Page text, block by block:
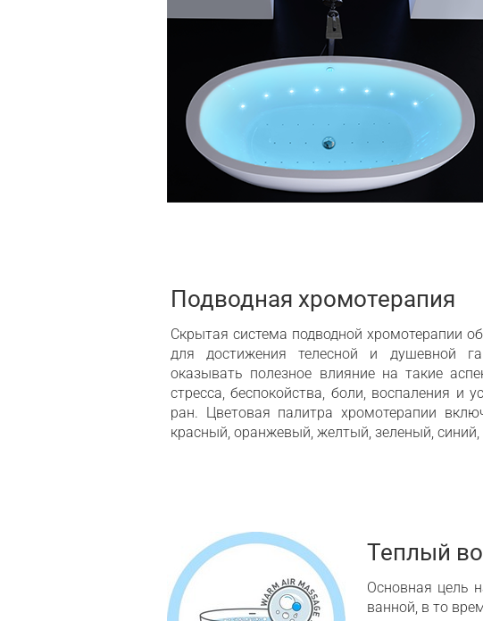
Подводная хромотерапия
Скрытая система подводной хромотерапии
для достижения телесной и душевной
оказывать полезное влияние на такие
стресса, беспокойства, боли, воспаления и
ран. Цветовая палитра хромотерапии
красный, оранжевый, желтый, зеленый,
Теплый
Основная цель
ванной, в то